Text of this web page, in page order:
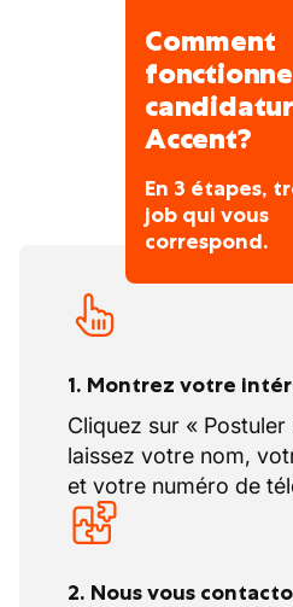
préparés chaque jour.
également découvrir
fromages artisanaux et
Comment
Accent?
En 3 étapes,
job qui vous
correspond.
1. Montrez votre
Cliquez sur «
laissez votre nom,
et votre numéro de
2. Nous vous